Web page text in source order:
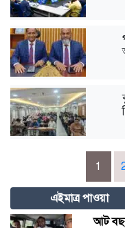
pagination
1
এইমাত্র পাওয়া
আট